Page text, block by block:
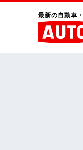
最新の自動車